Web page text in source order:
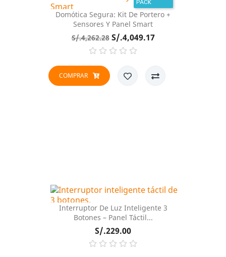
Domótica Segura: Kit De Portero +
Sensores Y Panel Smart
Precio
base
S/.4,262.28 Precio
S/.4,049.17
COMPRAR
PACK
Interruptor De Luz Inteligente 3
Botones – Panel Táctil...
Precio
S/.229.00